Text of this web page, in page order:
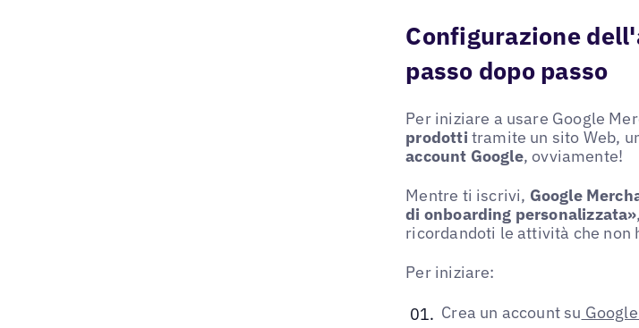
Configurazione
passo dopo passo
Per iniziare a usare Google
prodotti tramite un sito Web,
account Google, ovviamente!
Mentre ti iscrivi, Google
di onboarding personalizzata»
ricordandoti le attività che non
Per iniziare:
Crea un account su